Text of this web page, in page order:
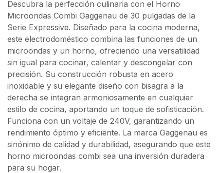
Descubra la perfección culinaria con el Horno
Microondas Combi Gaggenau de 30 pulgadas de la
Serie Expressive. Diseñado para la cocina moderna,
este electrodoméstico combina las funciones de un
microondas y un horno, ofreciendo una versatilidad
sin igual para cocinar, calentar y descongelar con
precisión. Su construcción robusta en acero
inoxidable y su elegante diseño con bisagra a la
derecha se integran armoniosamente en cualquier
estilo de cocina, aportando un toque de sofisticación.
Funciona con un voltaje de 240V, garantizando un
rendimiento óptimo y eficiente. La marca Gaggenau es
sinónimo de calidad y durabilidad, asegurando que este
horno microondas combi sea una inversión duradera
para su hogar.